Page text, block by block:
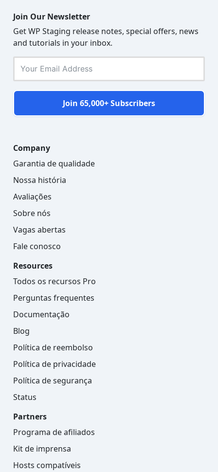
Join Our Newsletter
Get WP Staging release notes, special offers, news
and tutorials in your inbox.
Join 65,000+ Subscribers
Company
Garantia de qualidade
Nossa história
Avaliações
Sobre nós
Vagas abertas
Fale conosco
Resources
Todos os recursos Pro
Perguntas frequentes
Documentação
Blog
Política de reembolso
Política de privacidade
Política de segurança
Status
Partners
Programa de afiliados
Kit de imprensa
Hosts compatíveis